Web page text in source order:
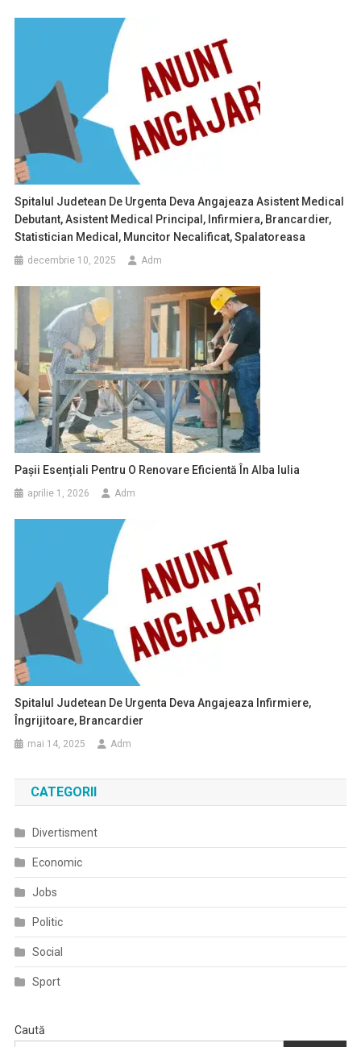
Spitalul Judetean De Urgenta Deva Angajeaza Asistent Medical
Debutant, Asistent Medical Principal, Infirmiera, Brancardier,
Statistician Medical, Muncitor Necalificat, Spalatoreasa
decembrie 10, 2025 Adm
Pașii Esențiali Pentru O Renovare Eficientă În Alba Iulia
aprilie 1, 2026 Adm
Spitalul Judetean De Urgenta Deva Angajeaza Infirmiere,
Îngrijitoare, Brancardier
mai 14, 2025 Adm
CATEGORII
Divertisment
Economic
Jobs
Politic
Social
Sport
Caută